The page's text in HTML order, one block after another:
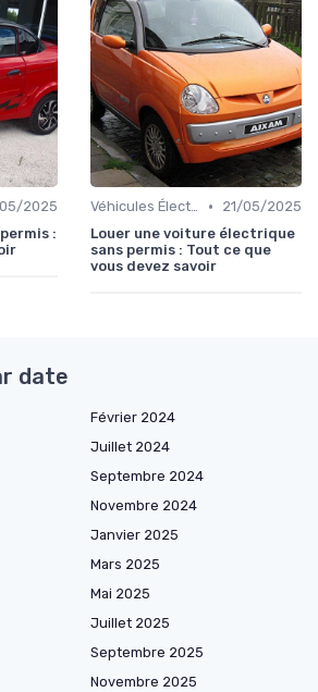
2025
:
Véhicules Électriques sans Permis •
21/05/2025
Louer une voiture électrique
sans permis : Tout ce que
vous devez savoir
date
Février 2024
Juillet 2024
Septembre 2024
Novembre 2024
Janvier 2025
Mars 2025
Mai 2025
Juillet 2025
Septembre 2025
Novembre 2025